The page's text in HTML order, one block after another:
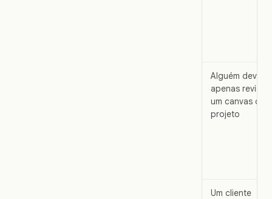
Alguém deve
apenas revisar
um canvas ou
projeto
Um cliente